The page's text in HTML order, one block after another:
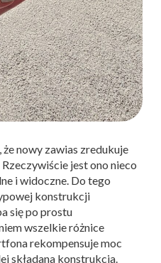
nowy zawias zredukuje
jest ono nieco
i widoczne. Do tego
konstrukcji
się po prostu
wszelkie różnice
rekompensuje moc
składana konstrukcja.